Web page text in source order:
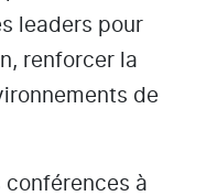
leaders pour
renforcer la
de
conférences à